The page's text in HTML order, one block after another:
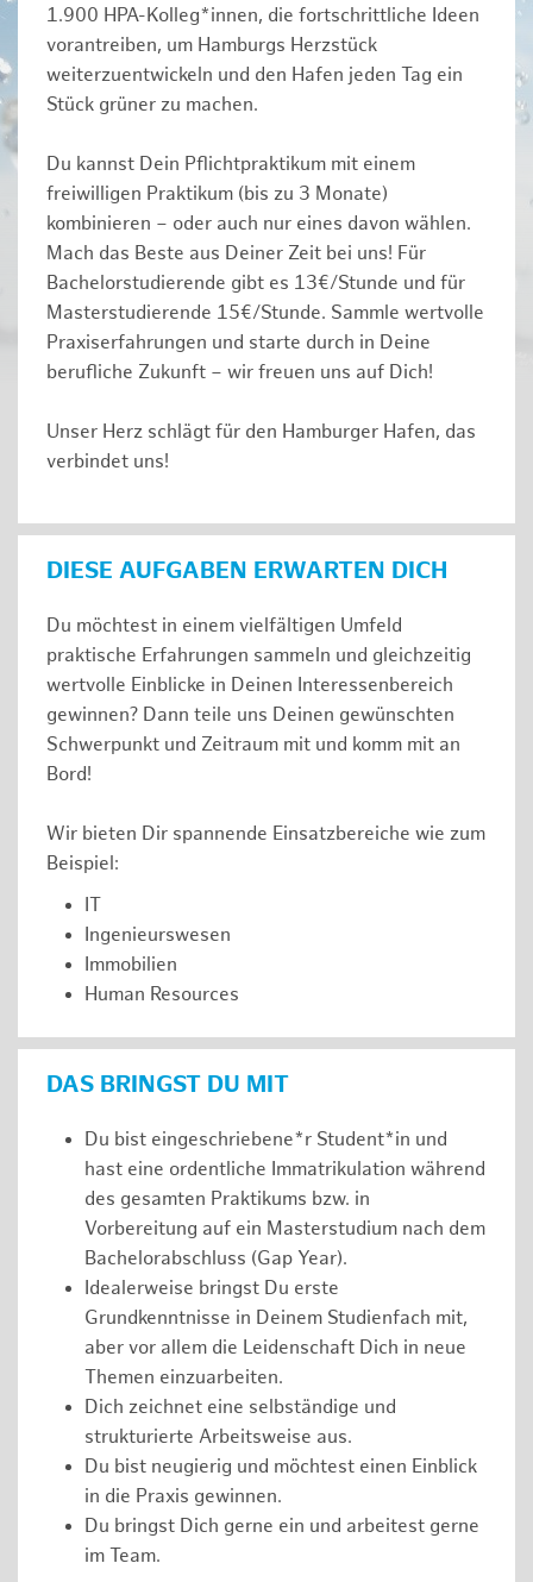
1.900 HPA-Kolleg*innen, die fortschrittliche Ideen
vorantreiben, um Hamburgs Herzstück
weiterzuentwickeln und den Hafen jeden Tag ein
Stück grüner zu machen.
Du kannst Dein Pflichtpraktikum mit einem
freiwilligen Praktikum (bis zu 3 Monate)
kombinieren – oder auch nur eines davon wählen.
Mach das Beste aus Deiner Zeit bei uns! Für
Bachelorstudierende gibt es 13€/Stunde und für
Masterstudierende 15€/Stunde. Sammle wertvolle
Praxiserfahrungen und starte durch in Deine
berufliche Zukunft – wir freuen uns auf Dich!
Unser Herz schlägt für den Hamburger Hafen, das
verbindet uns!
DIESE AUFGABEN ERWARTEN DICH
Du möchtest in einem vielfältigen Umfeld
praktische Erfahrungen sammeln und gleichzeitig
wertvolle Einblicke in Deinen Interessenbereich
gewinnen? Dann teile uns Deinen gewünschten
Schwerpunkt und Zeitraum mit und komm mit an
Bord!
Wir bieten Dir spannende Einsatzbereiche wie zum
Beispiel:
IT
Ingenieurswesen
Immobilien
Human Resources
DAS BRINGST DU MIT
Du bist eingeschriebene*r Student*in und
hast eine ordentliche Immatrikulation während
des gesamten Praktikums bzw. in
Vorbereitung auf ein Masterstudium nach dem
Bachelorabschluss (Gap Year).
Idealerweise bringst Du erste
Grundkenntnisse in Deinem Studienfach mit,
aber vor allem die Leidenschaft Dich in neue
Themen einzuarbeiten.
Dich zeichnet eine selbständige und
strukturierte Arbeitsweise aus.
Du bist neugierig und möchtest einen Einblick
in die Praxis gewinnen.
Du bringst Dich gerne ein und arbeitest gerne
im Team.